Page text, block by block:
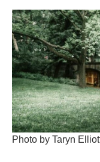
Photo by Taryn